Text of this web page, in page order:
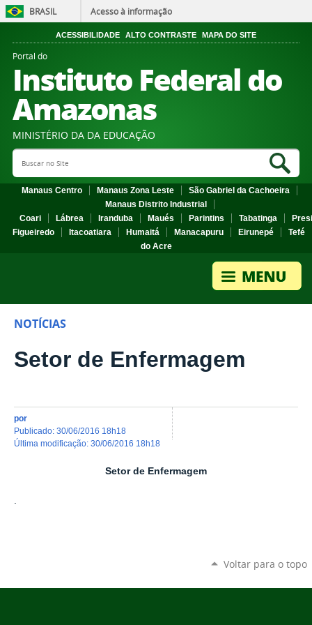
BRASIL Acesso à informação
ACESSIBILIDADE ALTO CONTRASTE MAPA DO SITE
Portal do
Instituto Federal do
Amazonas
MINISTÉRIO DA DA EDUCAÇÃO
Search Site
Manaus Centro Manaus Zona Leste
São Gabriel da Cachoeira
Manaus Distrito Industrial
Coari
Lábrea Iranduba Maués Parintins Tabatinga
Figueiredo
Itacoatiara Humaitá Manacapuru Eirunepé
Tefé
do Acre
NOTÍCIAS
Setor de Enfermagem
por
publicado: 30/06/2016 18h18
última modificação: 30/06/2016 18h18
Setor de Enfermagem
Voltar para o topo